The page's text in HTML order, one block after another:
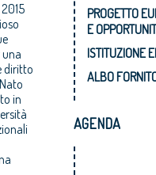
diritto
in
PROGETTO
E
ISTITUZIONE
ALBO
AGENDA